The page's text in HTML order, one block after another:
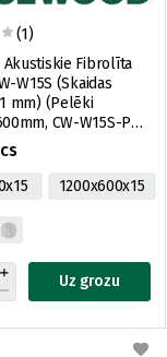
(1)
Akustiskie Fibrolīta
W15S (Skaidas
mm) (Pelēki
CW-W15S-P0-
0,36m2)
1200x600x15
Uz grozu